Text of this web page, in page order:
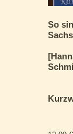
So